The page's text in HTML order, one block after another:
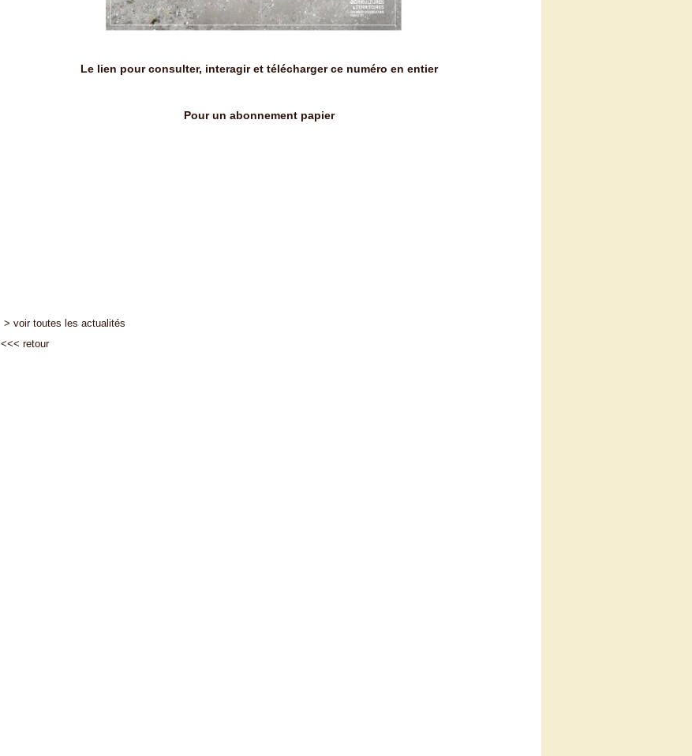
Le lien pour consulter, interagir et télécharger ce numéro en entier
Pour un abonnement papier
> voir toutes les actualités
<<< retour